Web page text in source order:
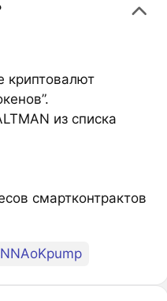
криптовалют
из списка
смартконтрактов